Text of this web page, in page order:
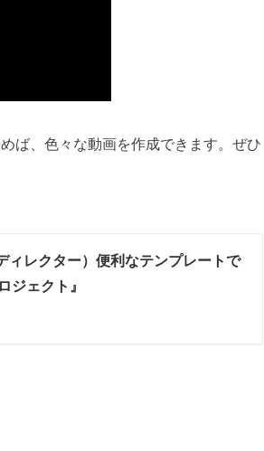
ば、色々な動画を作成できます。ぜひ
レクター）便利なテンプレートで
ジェクト』